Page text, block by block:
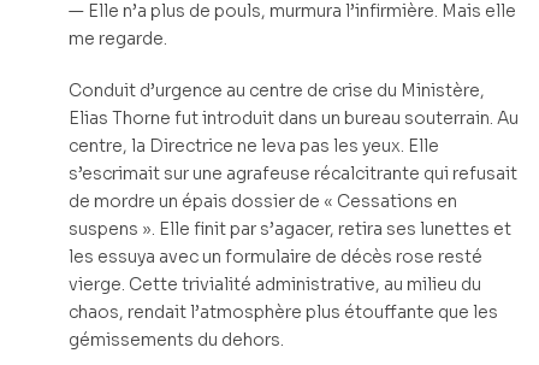
— Elle n’a plus de pouls, murmura l’infirmière. Mais elle
me regarde.
Conduit d’urgence au centre de crise du Ministère,
Elias Thorne fut introduit dans un bureau souterrain. Au
centre, la Directrice ne leva pas les yeux. Elle
s’escrimait sur une agrafeuse récalcitrante qui refusait
de mordre un épais dossier de « Cessations en
suspens ». Elle finit par s’agacer, retira ses lunettes et
les essuya avec un formulaire de décès rose resté
vierge. Cette trivialité administrative, au milieu du
chaos, rendait l’atmosphère plus étouffante que les
gémissements du dehors.